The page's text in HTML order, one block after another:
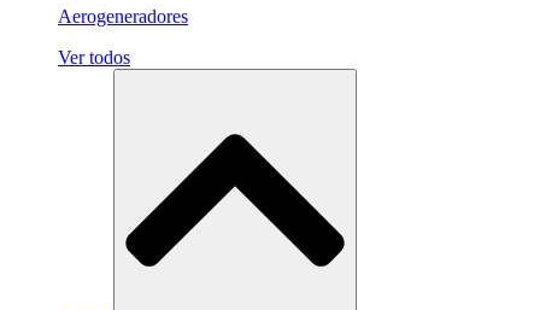
Aerogeneradores
Ver todos